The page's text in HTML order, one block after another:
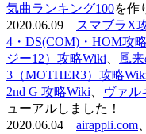
気曲ランキング100を作
2020.06.09
スマブラX
4・DS(COM)・HOM攻
ジー12）攻略Wiki
風
3（MOTHER3）攻略
2nd G 攻略Wiki
ヴァル
ューアルしました！
2020.06.04 airappli.com